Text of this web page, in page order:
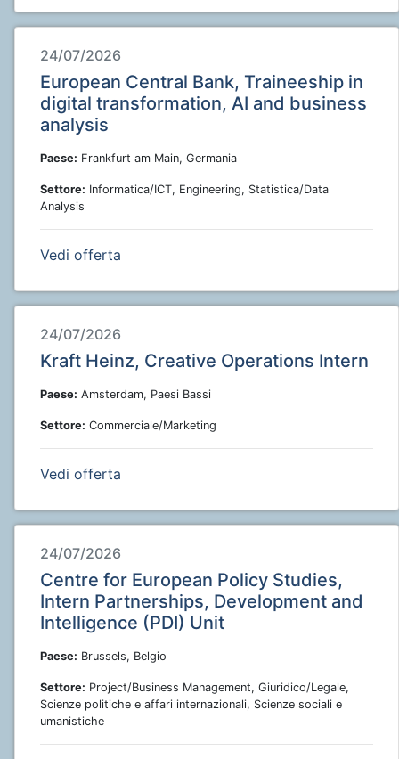
24/07/2026
European Central Bank, Traineeship in
digital transformation, AI and business
analysis
Paese: Frankfurt am Main, Germania
Settore: Informatica/ICT, Engineering, Statistica/Data
Analysis
Vedi offerta
24/07/2026
Kraft Heinz, Creative Operations Intern
Paese: Amsterdam, Paesi Bassi
Settore: Commerciale/Marketing
Vedi offerta
24/07/2026
Centre for European Policy Studies,
Intern Partnerships, Development and
Intelligence (PDI) Unit
Paese: Brussels, Belgio
Settore: Project/Business Management, Giuridico/Legale,
Scienze politiche e affari internazionali, Scienze sociali e
umanistiche